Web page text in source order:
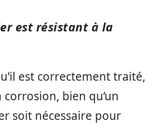
est résistant à la
est correctement traité,
bien qu’un
soit nécessaire pour